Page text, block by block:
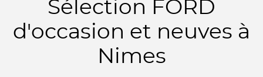
Sélection FORD
d'occasion et neuves à
Nimes